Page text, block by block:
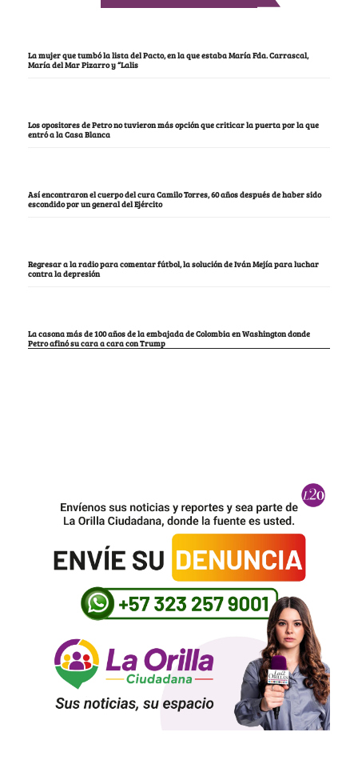
La mujer que tumbó la lista del Pacto, en la que estaba María Fda. Carrascal,
María del Mar Pizarro y “Lalis
Los opositores de Petro no tuvieron más opción que criticar la puerta por la que
entró a la Casa Blanca
Así encontraron el cuerpo del cura Camilo Torres, 60 años después de haber sido
escondido por un general del Ejército
Regresar a la radio para comentar fútbol, la solución de Iván Mejía para luchar
contra la depresión
La casona más de 100 años de la embajada de Colombia en Washington donde
Petro afinó su cara a cara con Trump